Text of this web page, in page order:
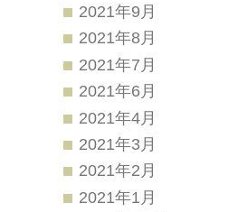
2021年9月
2021年8月
2021年7月
2021年6月
2021年4月
2021年3月
2021年2月
2021年1月